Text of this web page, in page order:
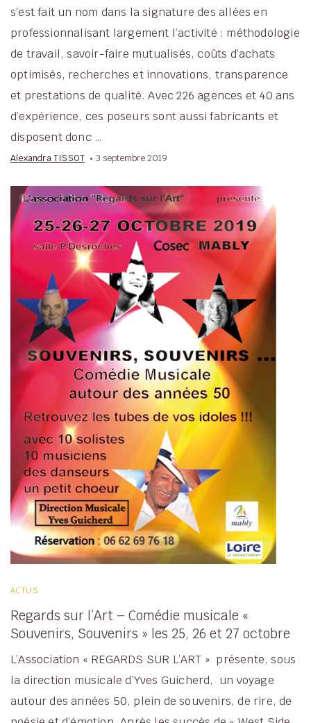
s’est fait un nom dans la signature des allées en
professionnalisant largement l’activité : méthodologie
de travail, savoir-faire mutualisés, coûts d’achats
optimisés, recherches et innovations, transparence
et prestations de qualité. Avec 226 agences et 40 ans
d’expérience, ces poseurs sont aussi fabricants et
disposent donc …
Alexandra TISSOT 3 septembre 2019
ACTUS
Regards sur l’Art – Comédie musicale «
Souvenirs, Souvenirs » les 25, 26 et 27 octobre
L’Association « REGARDS SUR L’ART » présente, sous
la direction musicale d’Yves Guicherd, un voyage
autour des années 50, plein de souvenirs, de rire, de